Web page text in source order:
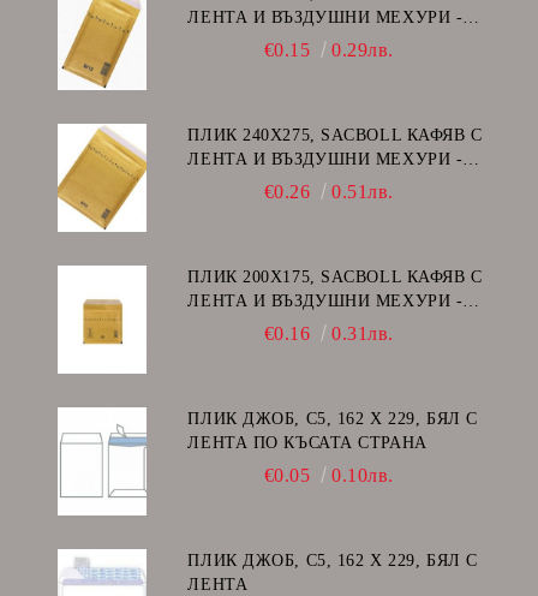
ЛЕНТА И ВЪЗДУШНИ МЕХУРИ -
€0.15 0.29лв.
ПЛИК 240Х275, SACBOLL КАФЯВ С
ЛЕНТА И ВЪЗДУШНИ МЕХУРИ -
€0.26 0.51лв.
ПЛИК 200Х175, SACBOLL КАФЯВ С
ЛЕНТА И ВЪЗДУШНИ МЕХУРИ -
€0.16 0.31лв.
ПЛИК ДЖОБ, C5, 162 Х 229, БЯЛ С
ЛЕНТА ПО КЪСАТА СТРАНА
€0.05 0.10лв.
ПЛИК ДЖОБ, C5, 162 Х 229, БЯЛ С
ЛЕНТА